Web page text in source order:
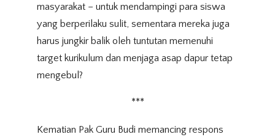
masyarakat – untuk mendampingi para siswa
yang berperilaku sulit, sementara mereka juga
harus jungkir balik oleh tuntutan memenuhi
target kurikulum dan menjaga asap dapur tetap
mengebul?
***
Kematian Pak Guru Budi memancing respons